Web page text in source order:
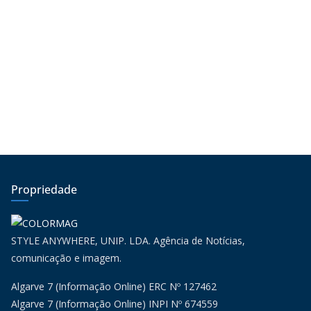
Propriedade
STYLE ANYWHERE, UNIP. LDA. Agência de Notícias,
comunicação e imagem.
Algarve 7 (Informação Online) ERC Nº 127462
Algarve 7 (Informação Online) INPI Nº 674559